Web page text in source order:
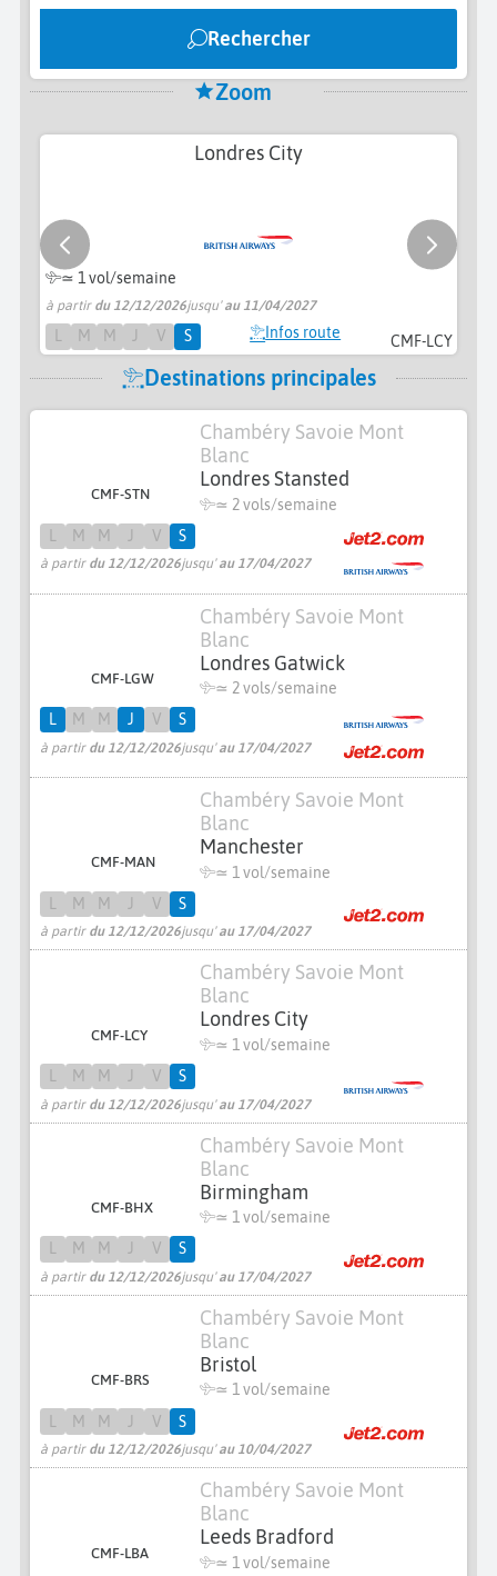
Rechercher
Zoom
CMF-LCY
Londres City
≃ 1 vol/semaine
à partir du 12/12/2026jusqu'au 11/04/2027
L M M J V S Infos route
Destinations principales
CMF-STN
Chambéry Savoie Mont
Blanc
Londres Stansted
≃ 2 vols/semaine
à partir du 12/12/2026jusqu'au 17/04/2027
M M V S
CMF-LGW
Chambéry Savoie Mont
Blanc
Londres Gatwick
≃ 2 vols/semaine
à partir du 12/12/2026jusqu'au 17/04/2027
L M M J V S
CMF-MAN
Chambéry Savoie Mont
Blanc
Manchester
≃ 1 vol/semaine
à partir du 12/12/2026jusqu'au 17/04/2027
M M V S
CMF-LCY
Chambéry Savoie Mont
Blanc
Londres City
≃ 1 vol/semaine
à partir du 12/12/2026jusqu'au 17/04/2027
M M V S
CMF-BHX
Chambéry Savoie Mont
Blanc
Birmingham
≃ 1 vol/semaine
à partir du 12/12/2026jusqu'au 17/04/2027
L M M J V S
CMF-BRS
Chambéry Savoie Mont
Blanc
Bristol
≃ 1 vol/semaine
à partir du 12/12/2026jusqu'au 10/04/2027
M M V S
CMF-LBA
Chambéry Savoie Mont
Blanc
Leeds Bradford
≃ 1 vol/semaine